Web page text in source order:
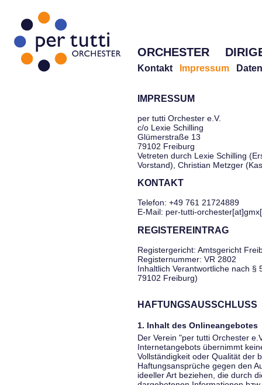
ORCHESTER
Kontakt Impressum
IMPRESSUM
per tutti Orchester e.V.
c/o Lexie Schilling
Glümerstraße 13
79102 Freiburg
Vetreten durch Lexie Schilling
Vorstand), Christian Metzger
KONTAKT
Telefon: +49 761 21724889
E-Mail: per-tutti-
REGISTEREINTRAG
Registergericht: Amtsgericht
Registernummer: VR 2802
Inhaltlich Verantwortliche nach §
79102 Freiburg)
HAFTUNGSAUSSCHLUSS
1. Inhalt des Onlineangebotes
Der Verein "per tutti Orchester
Internetangebots übernimmt
Vollständigkeit oder Qualität der
Haftungsansprüche gegen den
ideeller Art beziehen, die durch